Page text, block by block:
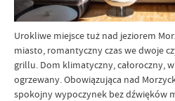
Urokliwe miejsce tuż nad jeziorem
miasto, romantyczny czas we dwoje
grillu. Dom klimatyczny, całoroczny,
ogrzewany. Obowiązująca nad
spokojny wypoczynek bez dźwięków